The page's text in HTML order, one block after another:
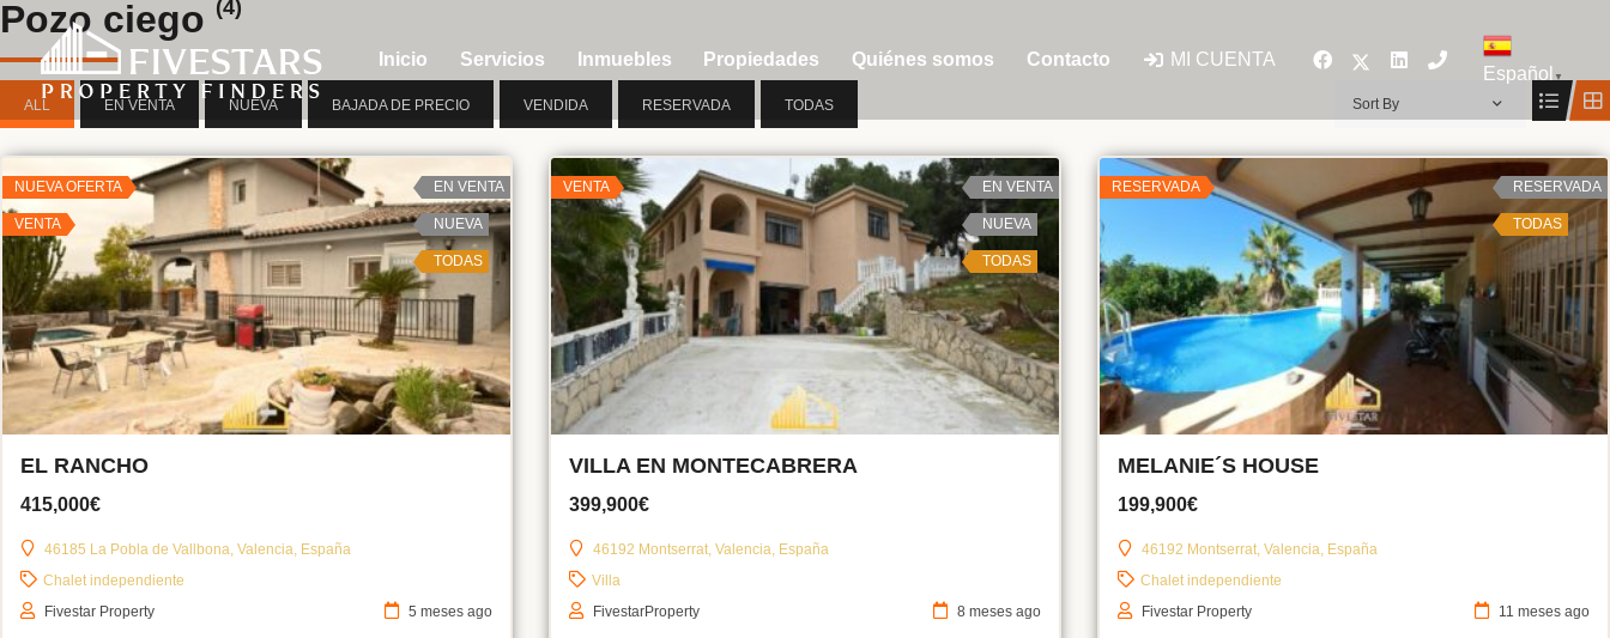
Inicio Servicios Inmuebles Propiedades Quiénes somos Contacto MI CUENTA
Español ▼
Pozo ciego (4)
ALL EN VENTA NUEVA BAJADA DE PRECIO VENDIDA RESERVADA TODAS Sort By
NUEVA OFERTA
VENTA
EN VENTA
NUEVA
TODAS
EL RANCHO
415,000€
46185 La Pobla de Vallbona, Valencia, España
Chalet independiente
Fivestar Property
5 meses ago
VENTA EN VENTA
NUEVA
TODAS
VILLA EN MONTECABRERA
399,900€
46192 Montserrat, Valencia, España
Villa
FivestarProperty
8 meses ago
RESERVADA RESERVADA
TODAS
MELANIE´S HOUSE
199,900€
46192 Montserrat, Valencia, España
Chalet independiente
Fivestar Property
11 meses ago